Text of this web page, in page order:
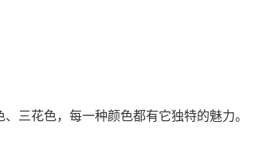
三花色，每一种颜色都有它独特的魅力。